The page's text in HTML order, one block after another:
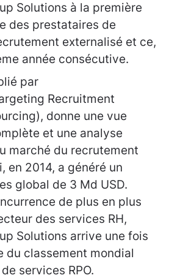
Solutions à la première
des prestataires de
externalisé et ce,
année consécutive.
par
Recruitment
donne une vue
et une analyse
marché du recrutement
en 2014, a généré un
global de 3 Md USD.
de plus en plus
des services RH,
Solutions arrive une fois
du classement mondial
services RPO.